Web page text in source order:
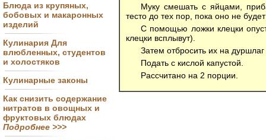
Блюда из крупяных,
бобовых и макаронных
изделий
Кулинария Для
влюбленных, студентов
и холостяков
Кулинарные законы
Как снизить содержание
нитратов в овощных и
фруктовых блюдах
Подробнее >>>
Муку смешать с яйцами,
тесто до тех пор, пока оно не
С помощью ложки клецки
клецки всплывут).
Затем отбросить их на дуршлаг
Подать с кислой капустой.
Рассчитано на 2 порции.